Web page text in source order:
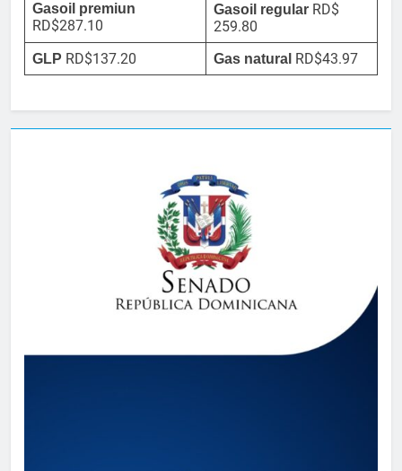
Gasoil premiun
RD$287.10
Gasoil regular RD$
259.80
GLP RD$137.20 Gas natural RD$43.97